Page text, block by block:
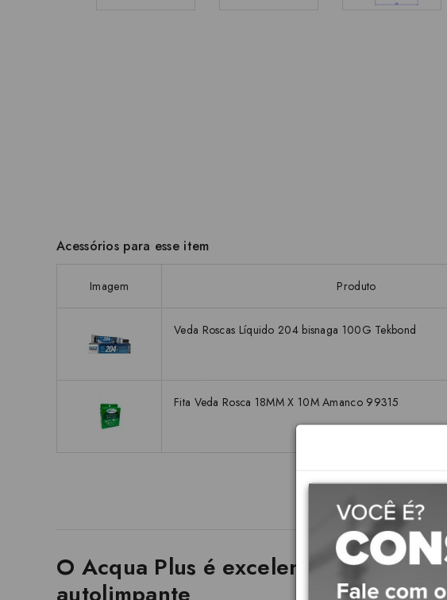
Acessórios para esse item
Imagem Produto
Veda Roscas Líquido 204 bisnaga 100G Tekbond
Fita Veda Rosca 18MM X 10M Amanco 99315
O Acqua Plus é excelente opção